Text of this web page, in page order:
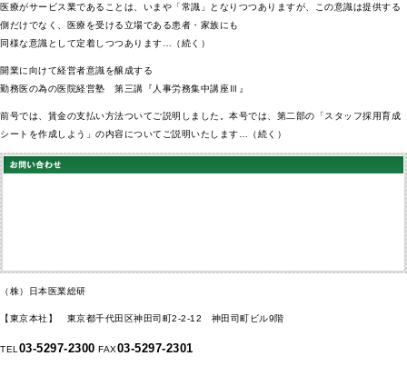
医療がサービス業であることは、いまや「常識」となりつつありますが、この意識は提供する
側だけでなく、医療を受ける立場である患者・家族にも
同様な意識として定着しつつあります…（続く）
開業に向けて経営者意識を醸成する
勤務医の為の医院経営塾 第三講『人事労務集中講座Ⅲ』
前号では、賃金の支払い方法ついてご説明しました。本号では、第二部の「スタッフ採用育成
シートを作成しよう」の内容についてご説明いたします…（続く）
（株）日本医業総研
【東京本社】 東京都千代田区神田司町2-2-12 神田司町ビル9階
TEL03-5297-2300 FAX03-5297-2301